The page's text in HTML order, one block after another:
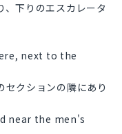
、下りのエスカレータ
next to the
クションの隣にあり
near the men's